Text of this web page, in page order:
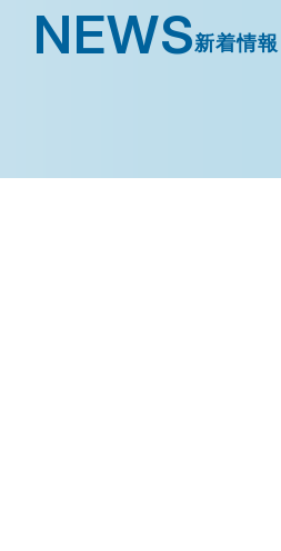
NEWS新着情報